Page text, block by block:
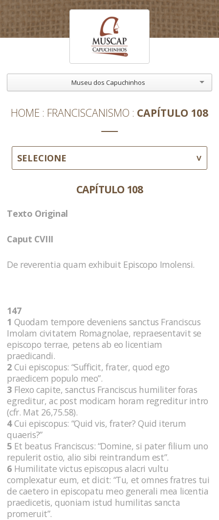
Museu dos Capuchinhos
HOME FRANCISCANISMO CAPÍTULO 108
SELECIONE
CAPÍTULO 108
Texto Original
Caput CVIII
De reverentia quam exhibuit Episcopo Imolensi.
147
1 Quodam tempore deveniens sanctus Franciscus
Imolam civitatem Romagnolae, repraesentavit se
episcopo terrae, petens ab eo licentiam
praedicandi.
2 Cui episcopus: “Sufficit, frater, quod ego
praedicem populo meo”.
3 Flexo capite, sanctus Franciscus humiliter foras
egreditur, ac post modicam horam regreditur intro
(cfr. Mat 26,75.58).
4Cui episcopus: “Quid vis, frater? Quid iterum
quaeris?”
5 Et beatus Franciscus: “Domine, si pater filium uno
repulerit ostio, alio sibi reintrandum est”.
6 Humilitate victus episcopus alacri vultu
complexatur eum, et dicit: “Tu, et omnes fratres tui
de caetero in episcopatu meo generali mea licentia
praedicetis, quoniam istud humilitas sancta
promeruit”.